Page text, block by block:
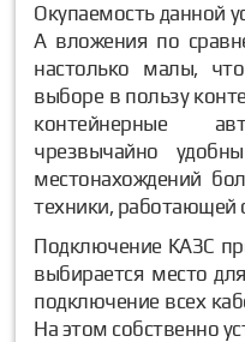
Окупаемость данной
А вложения по
настолько малы,
выборе в пользу
контейнерные
чрезвычайно
местонахождений
техники, работающей
Подключение КАЗС
выбирается место
подключение всех
На этом собственно